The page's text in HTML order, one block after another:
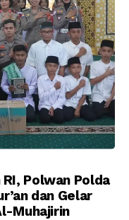
Polwan Polda
dan Gelar
Muhajirin